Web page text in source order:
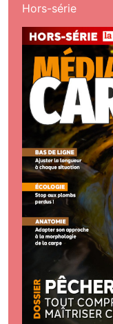
Hors-série